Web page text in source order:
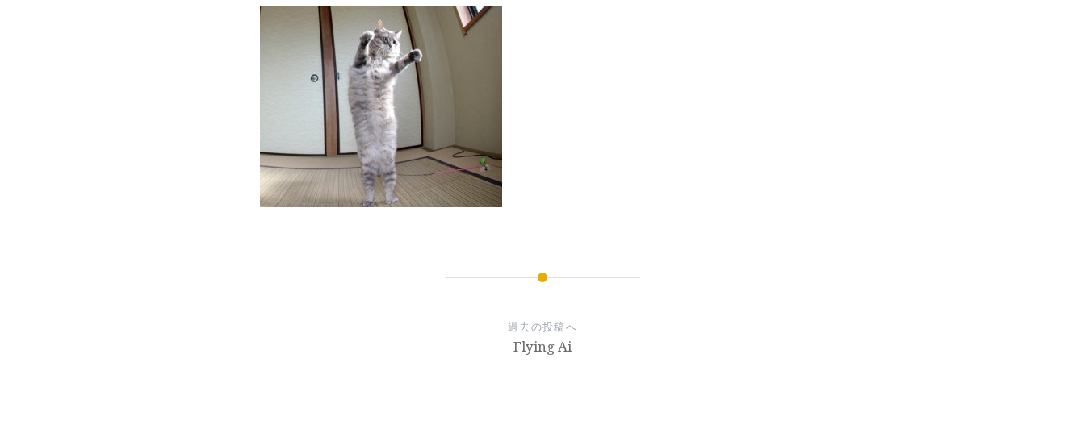
過去の投稿へ
Flying Ai